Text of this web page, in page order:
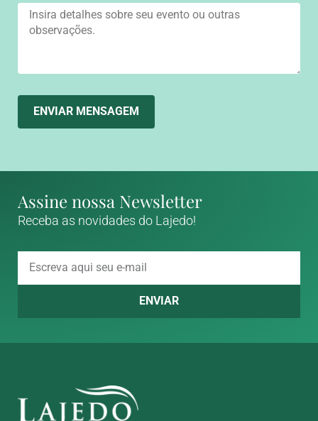
ENVIAR MENSAGEM
Assine nossa Newsletter
Receba as novidades do Lajedo!
ENVIAR